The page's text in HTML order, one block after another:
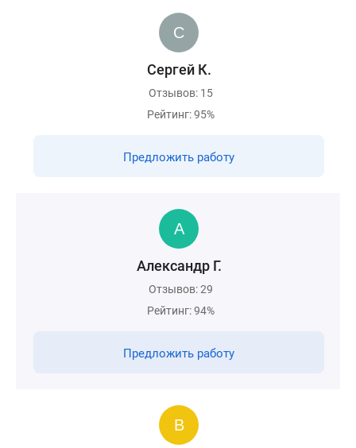
Сергей К.
Отзывов: 15
Рейтинг: 95%
Предложить работу
Александр Г.
Отзывов: 29
Рейтинг: 94%
Предложить работу